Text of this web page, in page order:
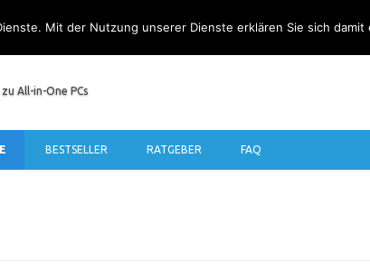
All-in-One PCs
BESTSELLER RATGEBER FAQ
Mit der Nutzung unserer Dienste erklären Sie sich